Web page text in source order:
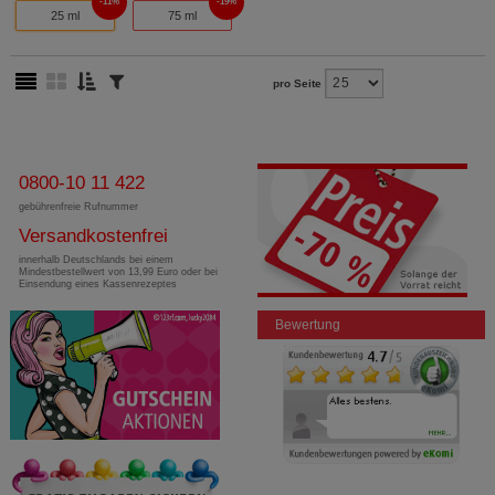
25 ml 75 ml
pro Seite
0800-10 11 422
gebührenfreie Rufnummer
Versandkostenfrei
innerhalb Deutschlands bei einem
Mindestbestellwert von 13,99 Euro oder bei
Einsendung eines Kassenrezeptes
Bewertung